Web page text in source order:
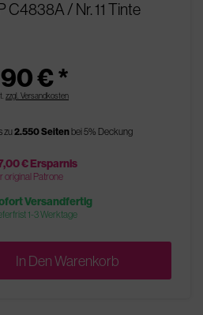
C4838A / Nr. 11 Tinte
€ *
zzgl. Versandkosten
zu2.550 Seitenbei 5% Deckung
€ Ersparnis
original Patrone
Versandfertig
1-3 Werktage
In DenWarenkorb